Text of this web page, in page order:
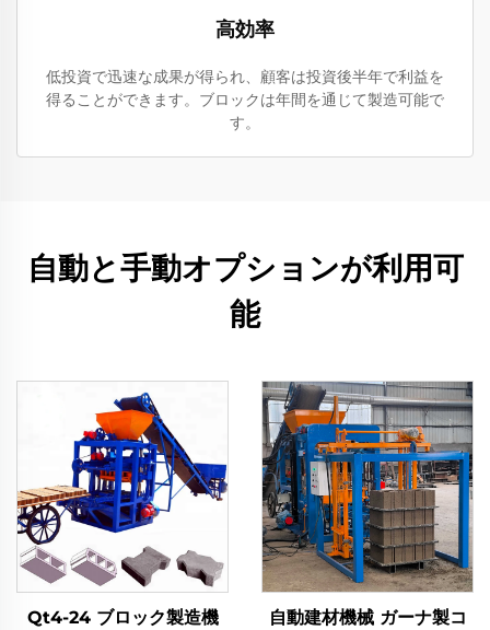
高効率
低投資で迅速な成果が得られ、顧客は投資後半年で利益を
得ることができます。ブロックは年間を通じて製造可能で
す。
自動と手動オプションが利用可
能
Qt4-24 ブロック製造機
自動建材機械 ガーナ製コ